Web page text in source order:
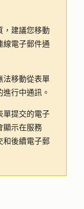
，建議您移動
線電子郵件通
法移動從表單
行中通訊。
單提交的電子
顯示在服務
和後續電子郵